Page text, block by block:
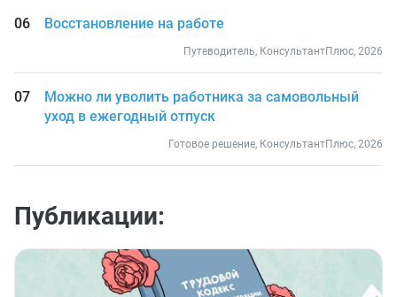
Восстановление на работе
Путеводитель, КонсультантПлюс, 2026
Можно ли уволить работника за самовольный
уход в ежегодный отпуск
Готовое решение, КонсультантПлюс, 2026
Публикации: